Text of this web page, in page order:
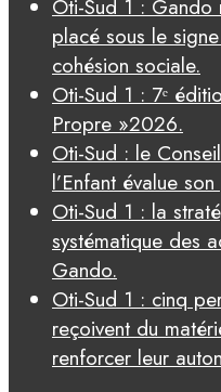
Oti-Sud 1 :
placé sous le
cohésion sociale.
Oti-Sud 1 : 7ᵉ
Propre »2026.
Oti-Sud : le
l’Enfant évalue
Oti-Sud 1 : la
systématique des
Gando.
Oti-Sud 1 : cinq
reçoivent du
renforcer leur